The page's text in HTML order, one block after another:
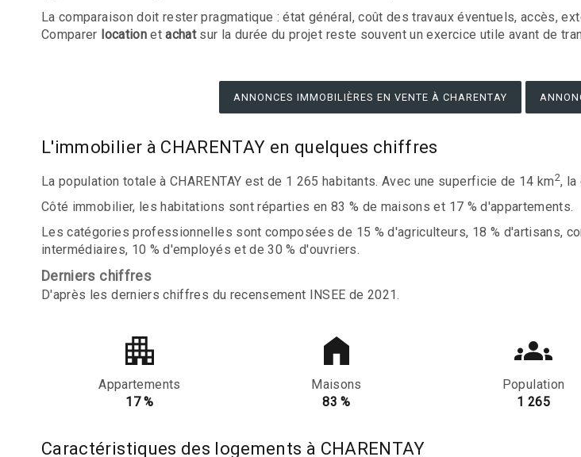
La comparaison doit rester pragmatique : état général, coût des travaux éventuels, accès,
Comparer locationetachatsur la durée du projet reste souvent un exercice utile avant de
ANNONCES IMMOBILIÈRES EN VENTE À CHARENTAY
L'immobilier à CHARENTAY en quelques chiffres
La population totale à CHARENTAY est de 1 265 habitants. Avec une superficie de 14 km2, la
Côté immobilier, les habitations sont réparties en 83 % de maisons et 17 % d'appartements.
Les catégories professionnelles sont composées de 15 % d'agriculteurs, 18 % d'artisans,
intermédiaires, 10 % d'employés et de 30 % d'ouvriers.
Derniers chiffres
D'après les derniers chiffres du recensement INSEE de 2021.
Appartements
17 %
Maisons
83 %
Population
1 265
Caractéristiques des logements à CHARENTAY